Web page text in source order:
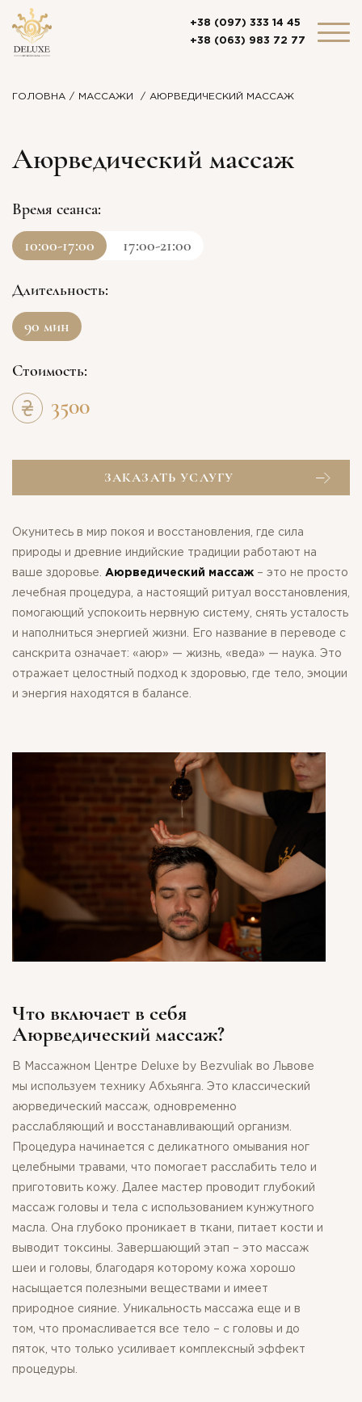
+38 (097) 333 14 45
+38 (063) 983 72 77
ГОЛОВНА МАСCАЖИ АЮРВЕДИЧЕСКИЙ МАССАЖ
Аюрведический массаж
Время сеанса:
10:00-17:00
17:00-21:00
Длительность:
90 мин
Стоимость:
3500
ЗАКАЗАТЬ УСЛУГУ
Окунитесь в мир покоя и восстановления, где сила
природы и древние индийские традиции работают на
ваше здоровье. Аюрведический массаж – это не просто
лечебная процедура, а настоящий ритуал восстановления,
помогающий успокоить нервную систему, снять усталость
и наполниться энергией жизни. Его название в переводе с
санскрита означает: «аюр» — жизнь, «веда» — наука. Это
отражает целостный подход к здоровью, где тело, эмоции
и энергия находятся в балансе.
Что включает в себя
Аюрведический массаж?
В Массажном Центре Deluxe by Bezvuliak во Львове
мы используем технику Абхьянга. Это классический
аюрведический массаж, одновременно
расслабляющий и восстанавливающий организм.
Процедура начинается с деликатного омывания ног
целебными травами, что помогает расслабить тело и
приготовить кожу. Далее мастер проводит глубокий
массаж головы и тела с использованием кунжутного
масла. Она глубоко проникает в ткани, питает кости и
выводит токсины. Завершающий этап – это массаж
шеи и головы, благодаря которому кожа хорошо
насыщается полезными веществами и имеет
природное сияние. Уникальность массажа еще и в
том, что промасливается все тело – с головы и до
пяток, что только усиливает комплексный эффект
процедуры.